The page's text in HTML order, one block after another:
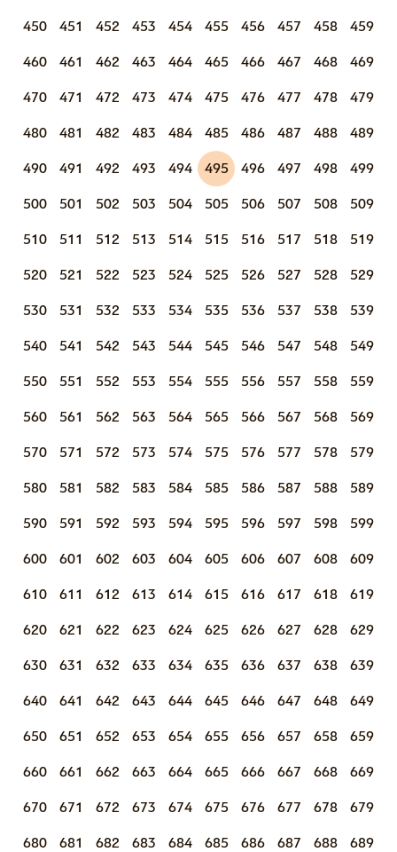
450 451 452 453 454 455 456 457 458 459
460 461 462 463 464 465 466 467 468 469
470 471 472 473 474 475 476 477 478 479
480 481 482 483 484 485 486 487 488 489
490 491 492 493 494 495 496 497 498 499
500 501 502 503 504 505 506 507 508 509
510 511 512 513 514 515 516 517 518 519
520 521 522 523 524 525 526 527 528 529
530 531 532 533 534 535 536 537 538 539
540 541 542 543 544 545 546 547 548 549
550 551 552 553 554 555 556 557 558 559
560 561 562 563 564 565 566 567 568 569
570 571 572 573 574 575 576 577 578 579
580 581 582 583 584 585 586 587 588 589
590 591 592 593 594 595 596 597 598 599
600 601 602 603 604 605 606 607 608 609
610 611 612 613 614 615 616 617 618 619
620 621 622 623 624 625 626 627 628 629
630 631 632 633 634 635 636 637 638 639
640 641 642 643 644 645 646 647 648 649
650 651 652 653 654 655 656 657 658 659
660 661 662 663 664 665 666 667 668 669
670 671 672 673 674 675 676 677 678 679
680 681 682 683 684 685 686 687 688 689